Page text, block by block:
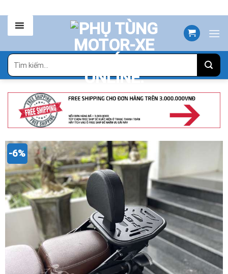
to
content
Tìm
kiếm:
-6%